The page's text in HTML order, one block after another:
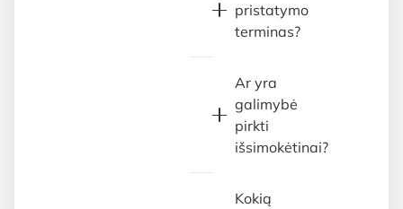
pristatymo
terminas?
Ar yra
galimybė
pirkti
išsimokėtinai?
Kokią